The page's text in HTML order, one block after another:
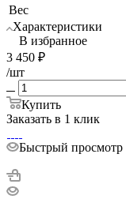
Вес
Характеристики
В избранное
3 450 ₽
/шт
Купить
Заказать в 1 клик
Быстрый просмотр